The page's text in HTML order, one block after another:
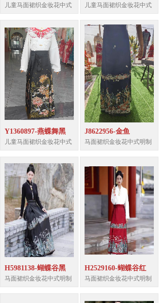
儿童马面裙织金妆花中式 儿童马面裙织金妆花中式
Y1360897-燕蝶舞黑
儿童马面裙织金妆花中式
J8622956-金鱼
马面裙织金妆花中式明制
H5981138-蝴蝶谷黑
马面裙织金妆花中式明制
H2529160-蝴蝶谷红
马面裙织金妆花中式明制